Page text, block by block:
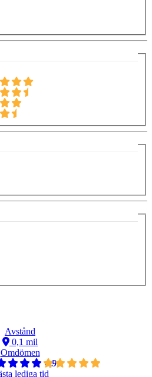
Avstånd
0,1 mil
Omdömen
4,9
lediga tid